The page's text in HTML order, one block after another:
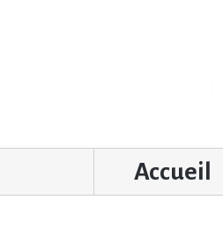
Accueil